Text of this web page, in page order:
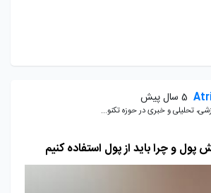
5 سال پیش
تحلیلی و خبری در حوزه تکنو...
و چرا باید از پول استفاده کنیم